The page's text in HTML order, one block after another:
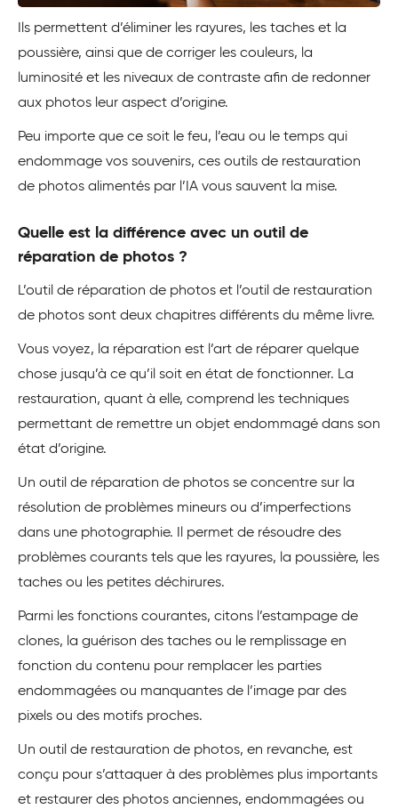
Ils permettent d’éliminer les rayures, les taches et la
poussière, ainsi que de corriger les couleurs, la
luminosité et les niveaux de contraste afin de redonner
aux photos leur aspect d’origine.
Peu importe que ce soit le feu, l’eau ou le temps qui
endommage vos souvenirs, ces outils de restauration
de photos alimentés par l’IA vous sauvent la mise.
Quelle est la différence avec un outil de
réparation de photos ?
L’outil de réparation de photos et l’outil de restauration
de photos sont deux chapitres différents du même livre.
Vous voyez, la réparation est l’art de réparer quelque
chose jusqu’à ce qu’il soit en état de fonctionner. La
restauration, quant à elle, comprend les techniques
permettant de remettre un objet endommagé dans son
état d’origine.
Un outil de réparation de photos se concentre sur la
résolution de problèmes mineurs ou d’imperfections
dans une photographie. Il permet de résoudre des
problèmes courants tels que les rayures, la poussière, les
taches ou les petites déchirures.
Parmi les fonctions courantes, citons l’estampage de
clones, la guérison des taches ou le remplissage en
fonction du contenu pour remplacer les parties
endommagées ou manquantes de l’image par des
pixels ou des motifs proches.
Un outil de restauration de photos, en revanche, est
conçu pour s’attaquer à des problèmes plus importants
et restaurer des photos anciennes, endommagées ou